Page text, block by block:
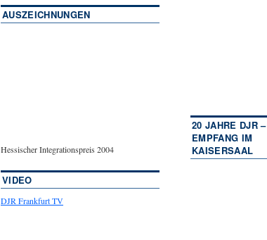
AUSZEICHNUNGEN
Hessischer Integrationspreis 2004
VIDEO
DJR Frankfurt TV
20 JAHRE DJR –
EMPFANG IM
KAISERSAAL